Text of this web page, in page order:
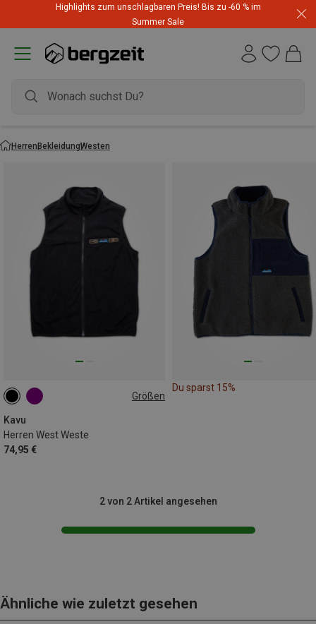
Highlights zum unschlagbaren Preis! Bis zu -60 % im
Summer Sale
HerrenBekleidungWesten
Größen
Kavu
Herren West Weste
74,95 €
S M
Du sparst 15%
2 von 2 Artikel angesehen
Ähnliche wie zuletzt gesehen